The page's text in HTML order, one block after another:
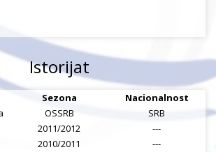
Istorijat
Sezona
Nacionalnost
OSSRB
SRB
2011/2012
---
2010/2011
---